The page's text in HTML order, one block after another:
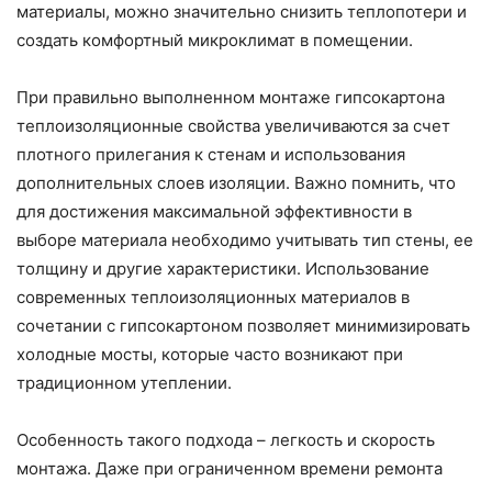
материалы, можно значительно снизить теплопотери и
создать комфортный микроклимат в помещении.
При правильно выполненном монтаже гипсокартона
теплоизоляционные свойства увеличиваются за счет
плотного прилегания к стенам и использования
дополнительных слоев изоляции. Важно помнить, что
для достижения максимальной эффективности в
выборе материала необходимо учитывать тип стены, ее
толщину и другие характеристики. Использование
современных теплоизоляционных материалов в
сочетании с гипсокартоном позволяет минимизировать
холодные мосты, которые часто возникают при
традиционном утеплении.
Особенность такого подхода – легкость и скорость
монтажа. Даже при ограниченном времени ремонта